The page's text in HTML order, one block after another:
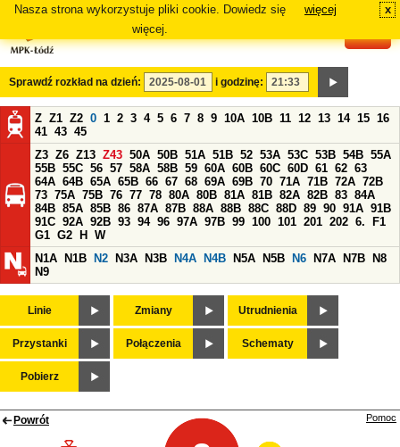
Nasza strona wykorzystuje pliki cookie. Dowiedz się
więcej.
więcej x
Sprawdź rozkład na dzień: i godzinę:
Z Z1 Z2 0 1 2 3 4 5 6 7 8 9 10A 10B 11 12 13 14 15 16
41 43 45
Z3 Z6 Z13 Z43 50A 50B 51A 51B 52 53A 53C 53B 54B 55A
55B 55C 56 57 58A 58B 59 60A 60B 60C 60D 61 62 63
64A 64B 65A 65B 66 67 68 69A 69B 70 71A 71B 72A 72B
73 75A 75B 76 77 78 80A 80B 81A 81B 82A 82B 83 84A
84B 85A 85B 86 87A 87B 88A 88B 88C 88D 89 90 91A 91B
91C 92A 92B 93 94 96 97A 97B 99 100 101 201 202 6.
F1
G1 G2 H
W
N1A
N1B N2 N3A N3B N4A N4B N5A N5B N6 N7A N7B
N8
N9
Linie Zmiany Utrudnienia
Przystanki Połączenia Schematy
Pobierz
Powrót Pomoc